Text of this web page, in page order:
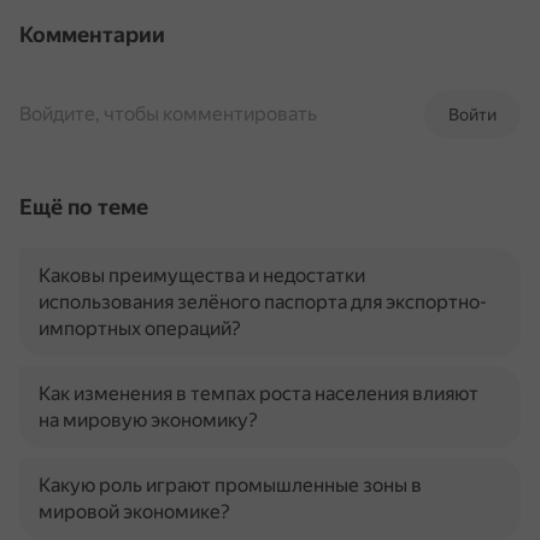
Комментарии
Войти
Войдите, чтобы комментировать
Ещё по теме
Каковы преимущества и недостатки
использования зелёного паспорта для экспортно-
импортных операций?
Как изменения в темпах роста населения влияют
на мировую экономику?
Какую роль играют промышленные зоны в
мировой экономике?